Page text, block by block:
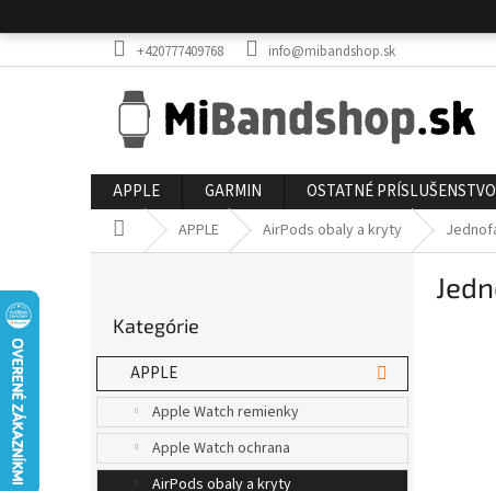
na
+420777409768 info@mibandshop.sk
APPLE GARMIN OSTATNÉ PRÍSLUŠENSTVO
DomovAPPLE AirPods obaly a kryty
ý
p
n
e
kategórie
Kategórie
APPLE
Apple Watch remienky
Apple Watch ochrana
AirPods obaly a kryty